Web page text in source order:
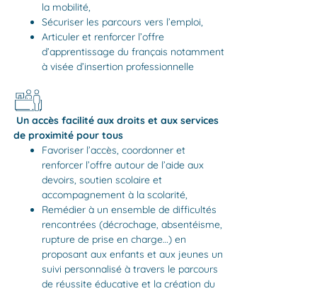
la mobilité,
Sécuriser les parcours vers l’emploi,
Articuler et renforcer l’offre
d’apprentissage du français notamment
à visée d’insertion professionnelle
Un accès facilité aux droits et aux services
de proximité pour tous
Favoriser l’accès, coordonner et
renforcer l’offre autour de l’aide aux
devoirs, soutien scolaire et
accompagnement à la scolarité,
Remédier à un ensemble de difficultés
rencontrées (décrochage, absentéisme,
rupture de prise en charge…) en
proposant aux enfants et aux jeunes un
suivi personnalisé à travers le parcours
de réussite éducative et la création du